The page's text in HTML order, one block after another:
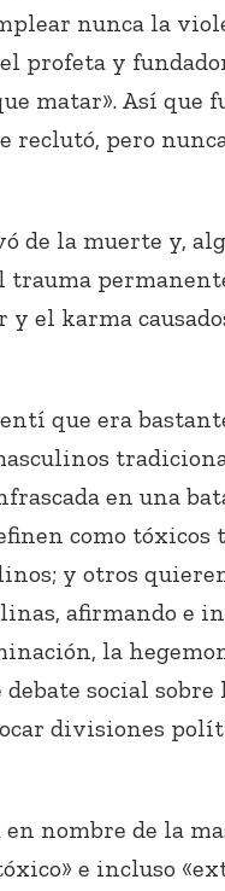
nunca la
profeta y
matar». Así que
reclutó, pero
de la muerte y,
trauma
el karma
que era
en una
como tóxicos
y otros
afirmando e
la
debate social
divisiones
nombre de la
e incluso